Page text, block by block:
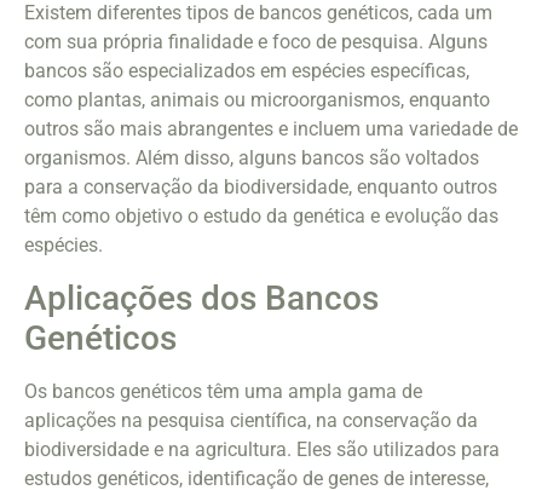
Existem diferentes tipos de bancos genéticos, cada um
com sua própria finalidade e foco de pesquisa. Alguns
bancos são especializados em espécies específicas,
como plantas, animais ou microorganismos, enquanto
outros são mais abrangentes e incluem uma variedade de
organismos. Além disso, alguns bancos são voltados
para a conservação da biodiversidade, enquanto outros
têm como objetivo o estudo da genética e evolução das
espécies.
Aplicações dos Bancos
Genéticos
Os bancos genéticos têm uma ampla gama de
aplicações na pesquisa científica, na conservação da
biodiversidade e na agricultura. Eles são utilizados para
estudos genéticos, identificação de genes de interesse,